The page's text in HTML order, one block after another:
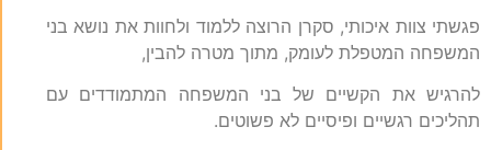
פגשתי צוות איכותי, סקרן הרוצה ללמוד ולחוות את נושא בני
המשפחה המטפלת לעומק, מתוך מטרה להבין,
להרגיש את הקשיים של בני המשפחה המתמודדים עם
תהליכים רגשיים ופיסיים לא פשוטים.